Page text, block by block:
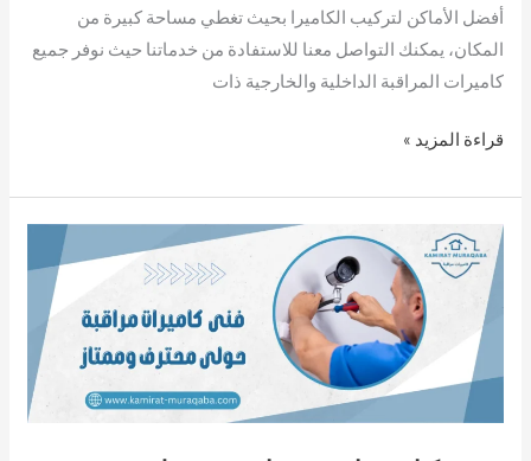
أفضل الأماكن لتركيب الكاميرا بحيث تغطي مساحة كبيرة من
المكان، يمكنك التواصل معنا للاستفادة من خدماتنا حيث نوفر جميع
كاميرات المراقبة الداخلية والخارجية ذات
قراءة المزيد »
فني
كاميرات
مراقبة
حولي
محترف
ممتاز..